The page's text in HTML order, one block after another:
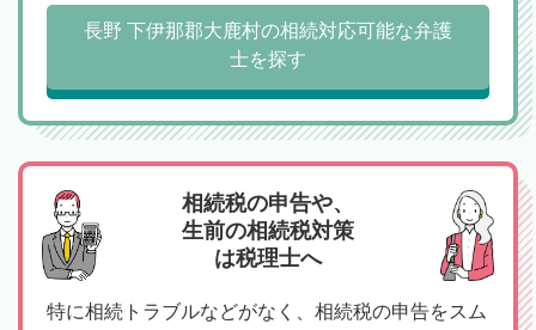
長野 下伊那郡大鹿村の相続対応可能な弁護
士を探す
相続税の申告や、
生前の相続税対策
は税理士へ
特に相続トラブルなどがなく、相続税の申告をスム